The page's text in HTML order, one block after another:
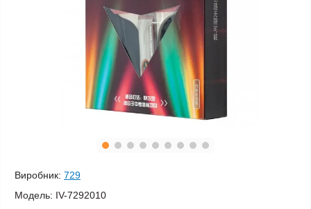
Виробник: 729
Модель: IV-7292010